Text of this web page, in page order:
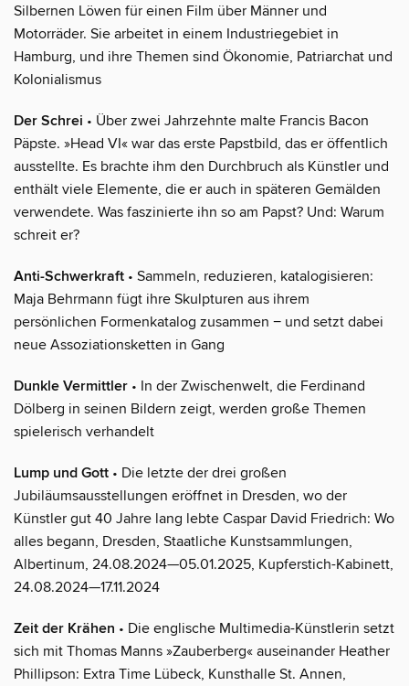
Silbernen Löwen für einen Film über Männer und
Motorräder. Sie arbeitet in einem Industriegebiet in
Hamburg, und ihre Themen sind Ökonomie, Patriarchat und
Kolonialismus
Der Schrei • Über zwei Jahrzehnte malte Francis Bacon
Päpste. »Head VI« war das erste Papstbild, das er öffentlich
ausstellte. Es brachte ihm den Durchbruch als Künstler und
enthält viele Elemente, die er auch in späteren Gemälden
verwendete. Was faszinierte ihn so am Papst? Und: Warum
schreit er?
Anti-Schwerkraft • Sammeln, reduzieren, katalogisieren:
Maja Behrmann fügt ihre Skulpturen aus ihrem
persönlichen Formenkatalog zusammen − und setzt dabei
neue Assoziationsketten in Gang
Dunkle Vermittler • In der Zwischenwelt, die Ferdinand
Dölberg in seinen Bildern zeigt, werden große Themen
spielerisch verhandelt
Lump und Gott • Die letzte der drei großen
Jubiläumsausstellungen eröffnet in Dresden, wo der
Künstler gut 40 Jahre lang lebte Caspar David Friedrich: Wo
alles begann, Dresden, Staatliche Kunstsammlungen,
Albertinum, 24.08.2024—05.01.2025, Kupferstich-Kabinett,
24.08.2024—17.11.2024
Zeit der Krähen • Die englische Multimedia-Künstlerin setzt
sich mit Thomas Manns »Zauberberg« auseinander Heather
Phillipson: Extra Time Lübeck, Kunsthalle St. Annen,